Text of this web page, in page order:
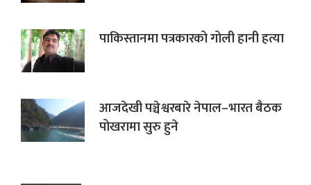
पाकिस्तानमा पत्रकारको गोली हानी हत्या
आजदेखी पञ्चेश्वरबारे नेपाल–भारत बैठक
पोखरामा सुरु हुने